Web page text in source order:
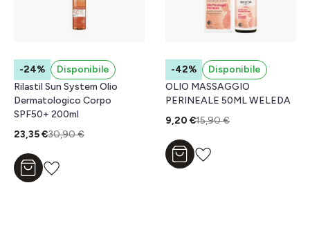
-24%
Disponibile
Rilastil Sun System Olio
Dermatologico Corpo
SPF50+ 200ml
23,35 €30,90 €
Aggiungi al carrello
-42%
Disponibile
OLIO MASSAGGIO
PERINEALE 50ML WELEDA
9,20 €15,90 €
Aggiungi al carrello